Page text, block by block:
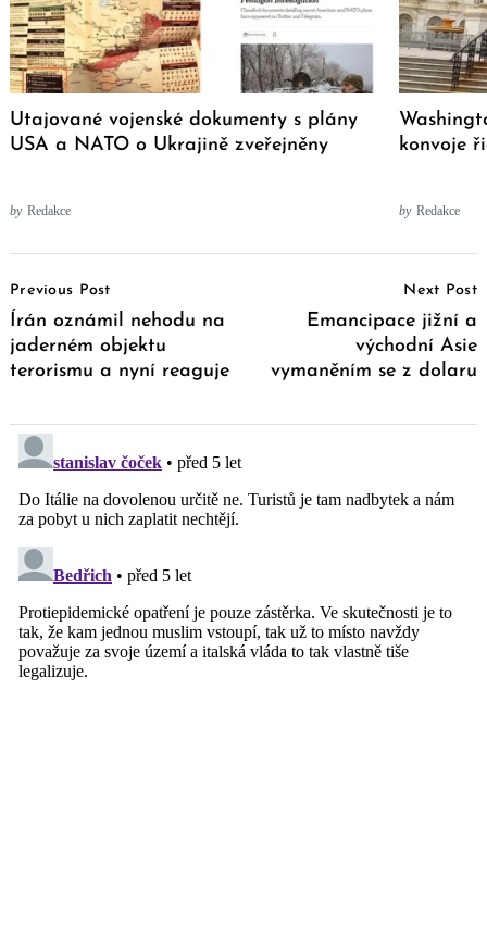
Utajované vojenské dokumenty s plány
USA a NATO o Ukrajině zveřejněny
by Redakce
konvoje
by Redakce
Navigation
Previous Post
Írán oznámil nehodu na
jaderném objektu
terorismu a nyní reaguje
Next Post
Emancipace jižní a
východní Asie
vymaněním se z dolaru